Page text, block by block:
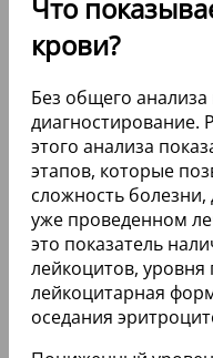
Что
крови?
Без общего
диагностирование.
этого анализа
этапов, которые
сложность
уже проведенном
это показатель
лейкоцитов, уровня
лейкоцитарная
оседания